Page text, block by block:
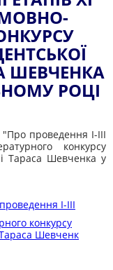
ШЕВЧЕНКА
РОЦІ
"Про проведення І-ІІІ
конкурсу
Тараса Шевченкау
І-ІІІ
конкурсу
Тараса Шевченк